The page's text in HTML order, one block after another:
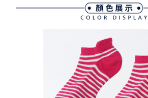
任。
４．使用「AFTEE先享後付」時，將依據個別帳
５．嚴禁一人註冊多個帳號或使用他人資訊註冊。
恩沛科技股份有限公司將有權停止該用戶之使用額
免運費